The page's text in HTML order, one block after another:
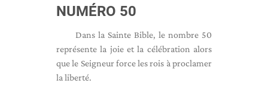
NUMÉRO 50
Dans la Sainte Bible, le nombre 50
représente la joie et la célébration alors
que le Seigneur force les rois à proclamer
la liberté.